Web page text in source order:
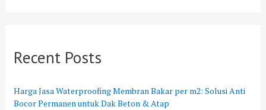
Recent Posts
Harga Jasa Waterproofing Membran Bakar per m2: Solusi Anti
Bocor Permanen untuk Dak Beton & Atap